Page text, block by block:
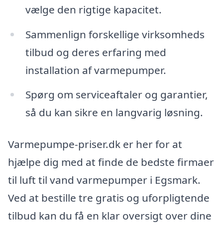
vælge den rigtige kapacitet.
Sammenlign forskellige virksomheds
tilbud og deres erfaring med
installation af varmepumper.
Spørg om serviceaftaler og garantier,
så du kan sikre en langvarig løsning.
Varmepumpe-priser.dk er her for at
hjælpe dig med at finde de bedste firmaer
til luft til vand varmepumper i Egsmark.
Ved at bestille tre gratis og uforpligtende
tilbud kan du få en klar oversigt over dine